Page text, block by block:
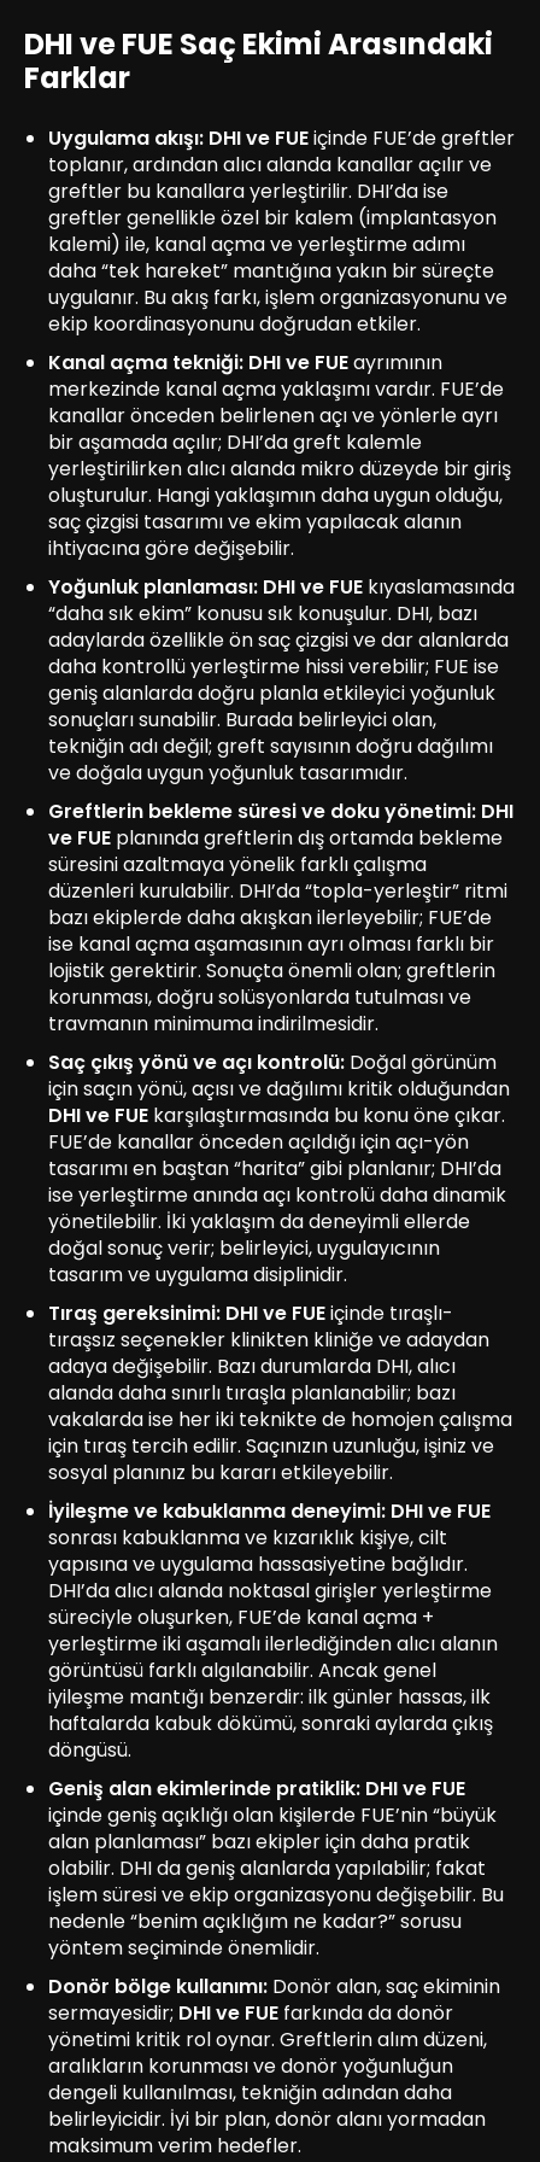
DHI ve FUE Saç Ekimi Arasındaki
Farklar
Uygulama akışı: DHI ve FUEiçinde FUE’de greftler
toplanır, ardından alıcı alanda kanallar açılır ve
greftler bu kanallara yerleştirilir. DHI’da ise
greftler genellikle özel bir kalem (implantasyon
kalemi) ile, kanal açma ve yerleştirme adımı
daha “tek hareket” mantığına yakın bir süreçte
uygulanır. Bu akış farkı, işlem organizasyonunu ve
ekip koordinasyonunu doğrudan etkiler.
Kanal açma tekniği: DHI ve FUEayrımının
merkezinde kanal açma yaklaşımı vardır. FUE’de
kanallar önceden belirlenen açı ve yönlerle ayrı
bir aşamada açılır; DHI’da greft kalemle
yerleştirilirken alıcı alanda mikro düzeyde bir giriş
oluşturulur. Hangi yaklaşımın daha uygun olduğu,
saç çizgisi tasarımı ve ekim yapılacak alanın
ihtiyacına göre değişebilir.
Yoğunluk planlaması: DHI ve FUE kıyaslamasında
“daha sık ekim” konusu sık konuşulur. DHI, bazı
adaylarda özellikle ön saç çizgisi ve dar alanlarda
daha kontrollü yerleştirme hissi verebilir; FUE ise
geniş alanlarda doğru planla etkileyici yoğunluk
sonuçları sunabilir. Burada belirleyici olan,
tekniğin adı değil; greft sayısının doğru dağılımı
ve doğala uygun yoğunluk tasarımıdır.
Greftlerin bekleme süresi ve doku yönetimi: DHI
ve FUE planında greftlerin dış ortamda bekleme
süresini azaltmaya yönelik farklı çalışma
düzenleri kurulabilir. DHI’da “topla-yerleştir” ritmi
bazı ekiplerde daha akışkan ilerleyebilir; FUE’de
ise kanal açma aşamasının ayrı olması farklı bir
lojistik gerektirir. Sonuçta önemli olan; greftlerin
korunması, doğru solüsyonlarda tutulması ve
travmanın minimuma indirilmesidir.
Saç çıkış yönü ve açı kontrolü: Doğal görünüm
için saçın yönü, açısı ve dağılımı kritik olduğundan
DHI ve FUE karşılaştırmasında bu konu öne çıkar.
FUE’de kanallar önceden açıldığı için açı-yön
tasarımı en baştan “harita” gibi planlanır; DHI’da
ise yerleştirme anında açı kontrolü daha dinamik
yönetilebilir. İki yaklaşım da deneyimli ellerde
doğal sonuç verir; belirleyici, uygulayıcının
tasarım ve uygulama disiplinidir.
Tıraş gereksinimi: DHI ve FUEiçinde tıraşlı-
tıraşsız seçenekler klinikten kliniğe ve adaydan
adaya değişebilir. Bazı durumlarda DHI, alıcı
alanda daha sınırlı tıraşla planlanabilir; bazı
vakalarda ise her iki teknikte de homojen çalışma
için tıraş tercih edilir. Saçınızın uzunluğu, işiniz ve
sosyal planınız bu kararı etkileyebilir.
İyileşme ve kabuklanma deneyimi: DHI ve FUE
sonrası kabuklanma ve kızarıklık kişiye, cilt
yapısına ve uygulama hassasiyetine bağlıdır.
DHI’da alıcı alanda noktasal girişler yerleştirme
süreciyle oluşurken, FUE’de kanal açma +
yerleştirme iki aşamalı ilerlediğinden alıcı alanın
görüntüsü farklı algılanabilir. Ancak genel
iyileşme mantığı benzerdir: ilk günler hassas, ilk
haftalarda kabuk dökümü, sonraki aylarda çıkış
döngüsü.
Geniş alan ekimlerinde pratiklik: DHI ve FUE
içinde geniş açıklığı olan kişilerde FUE’nin “büyük
alan planlaması” bazı ekipler için daha pratik
olabilir. DHI da geniş alanlarda yapılabilir; fakat
işlem süresi ve ekip organizasyonu değişebilir. Bu
nedenle “benim açıklığım ne kadar?” sorusu
yöntem seçiminde önemlidir.
Donör bölge kullanımı: Donör alan, saç ekiminin
sermayesidir; DHI ve FUE farkında da donör
yönetimi kritik rol oynar. Greftlerin alım düzeni,
aralıkların korunması ve donör yoğunluğun
dengeli kullanılması, tekniğin adından daha
belirleyicidir. İyi bir plan, donör alanı yormadan
maksimum verim hedefler.